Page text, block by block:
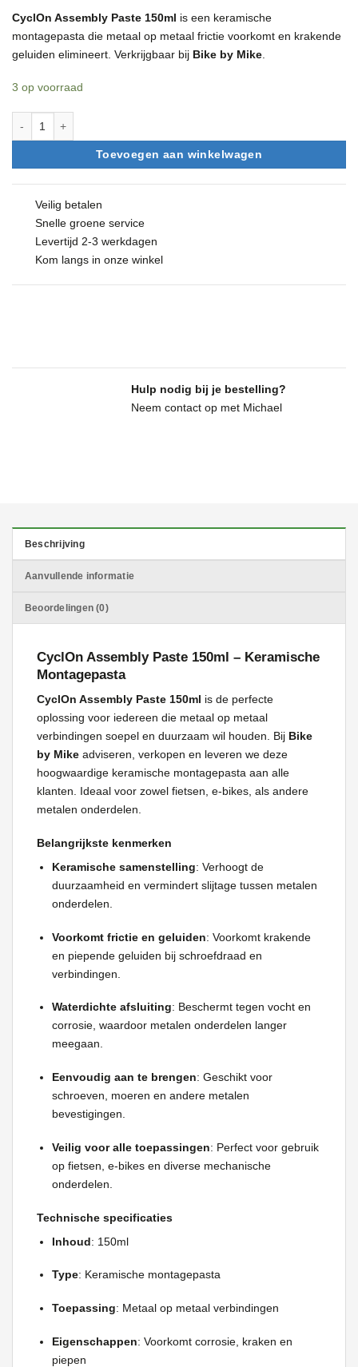
CyclOn Assembly Paste 150ml is een keramische
montagepasta die metaal op metaal frictie voorkomt en krakende
geluiden elimineert. Verkrijgbaar bij Bike by Mike
3 op voorraad
Toevoegen aan winkelwagen
Veilig betalen
Snelle groene service
Levertijd 2-3 werkdagen
Kom langs in onze winkel
Hulp nodig bij je bestelling?
Neem contact op met Michael
Beschrijving
Aanvullende informatie
Beoordelingen (0)
CyclOn Assembly Paste 150ml – Keramische
Montagepasta
CyclOn Assembly Paste 150ml is de perfecte
oplossing voor iedereen die metaal op metaal
verbindingen soepel en duurzaam wil houden. Bij Bike
by Mike adviseren, verkopen en leveren we deze
hoogwaardige keramische montagepasta aan alle
klanten. Ideaal voor zowel fietsen, e-bikes, als andere
metalen onderdelen.
Belangrijkste kenmerken
Keramische samenstelling: Verhoogt de
duurzaamheid en vermindert slijtage tussen metalen
onderdelen.
Voorkomt frictie en geluiden: Voorkomt krakende
en piepende geluiden bij schroefdraad en
verbindingen.
Waterdichte afsluiting: Beschermt tegen vocht en
corrosie, waardoor metalen onderdelen langer
meegaan.
Eenvoudig aan te brengen: Geschikt voor
schroeven, moeren en andere metalen
bevestigingen.
Veilig voor alle toepassingen: Perfect voor gebruik
op fietsen, e-bikes en diverse mechanische
onderdelen.
Technische specificaties
Inhoud: 150ml
Type: Keramische montagepasta
Toepassing: Metaal op metaal verbindingen
Eigenschappen: Voorkomt corrosie, kraken en
piepen